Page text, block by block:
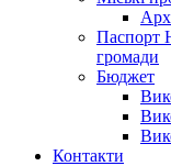
Паспорт
громади
Бюджет
Контакти